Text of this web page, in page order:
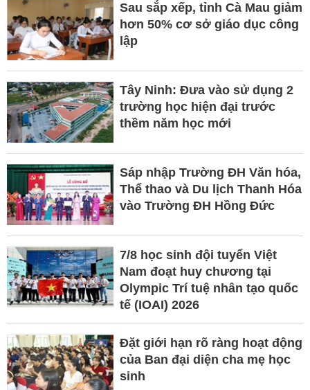
Sau sắp xếp, tỉnh Cà Mau giảm
hơn 50% cơ sở giáo dục công
lập
Tây Ninh: Đưa vào sử dụng 2
trường học hiện đại trước
thềm năm học mới
Sáp nhập Trường ĐH Văn hóa,
Thể thao và Du lịch Thanh Hóa
vào Trường ĐH Hồng Đức
7/8 học sinh đội tuyển Việt
Nam đoạt huy chương tại
Olympic Trí tuệ nhân tạo quốc
tế (IOAI) 2026
Đặt giới hạn rõ ràng hoạt động
của Ban đại diện cha mẹ học
sinh